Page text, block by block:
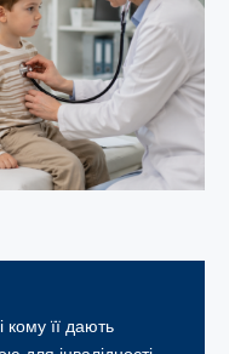
кому її дають